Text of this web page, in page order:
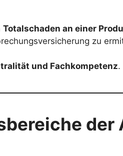
Totalschaden an einer
zu
und Fachkompetenz.
der